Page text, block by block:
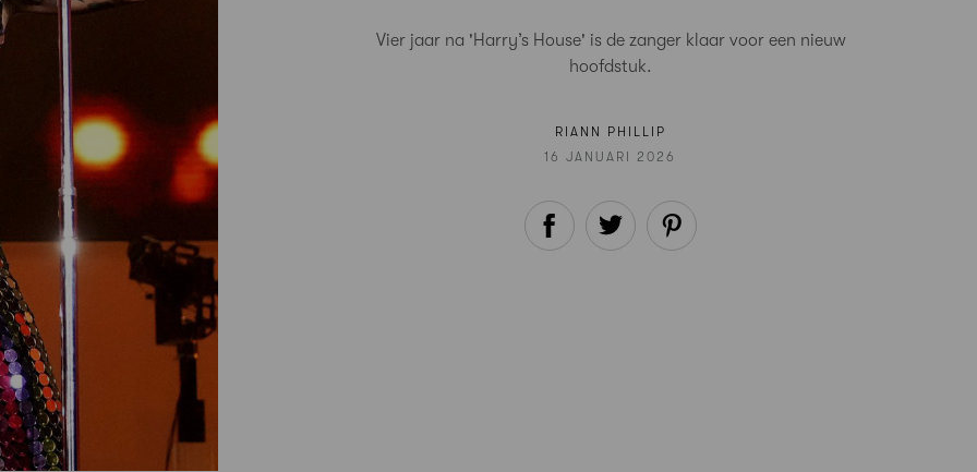
Vier jaar na 'Harry’s House' is de zanger klaar voor een nieuw
hoofdstuk.
RIANN PHILLIP
16 JANUARI 2026